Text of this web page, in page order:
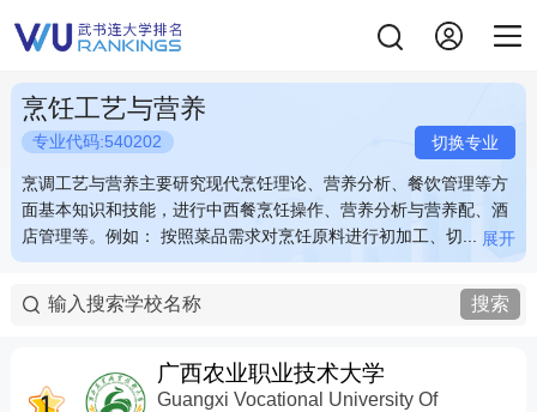
烹饪工艺与营养
专业代码:540202 切换专业
烹调工艺与营养主要研究现代烹饪理论、营养分析、餐饮管理等方
面基本知识和技能，进行中西餐烹饪操作、营养分析与营养配、酒
店管理等。例如： 按照菜品需求对烹饪原料进行初加工、切...
烹调工艺与营养主要研究现代烹饪理论、营养分析、餐饮管理等方
面基本知识和技能，进行中西餐烹饪操作、营养分析与营养配、酒
店管理等。例如： 按照菜品需求对烹饪原料进行初加工、切配、调
作与搭配等。 关键词：调味 中餐 雕花 西餐
展开
烹调工艺与营养主要研究现代烹饪理论、营养分析、餐饮管理等方
面基本知识和技能，进行中西餐烹饪操作、营养分析与营养配、酒
店管理等。例如： 按照菜品需求对烹饪原料进行初加工、切...
烹调工艺与营养主要研究现代烹饪理论、营养分析、餐饮管理等方
面基本知识和技能，进行中西餐烹饪操作、营养分析与营养配、酒
店管理等。例如： 按照菜品需求对烹饪原料进行初加工、切配、调
作与搭配等。 关键词：调味 中餐 雕花 西餐
展开
搜索
广西农业职业技术大学
Guangxi Vocational University Of